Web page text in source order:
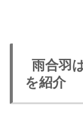
雨合羽
を紹介